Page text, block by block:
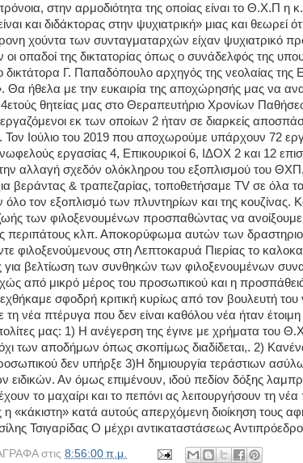
στην αρμοδιότητα της οποίας είναι το Θ.Χ.Π η
και διδάκτορας στην ψυχιατρική» μιας και θεωρεί
χούντα των συνταγματαρχών είχαν ψυχιατρικό
οι οπαδοί της δικτατορίας όπως ο συνάδελφός της
δικτάτορα Γ. Παπαδόπουλο αρχηγός της νεολαίας
Θα ήθελα με την ευκαιρία της αποχώρησής μας να
θητείας μας στο Θεραπευτήριο Χρονίων
εκ των οποίων 2 ήταν σε διαρκείς
Τον Ιούλιο του 2019 που αποχωρούμε υπάρχουν 72
εργασίας 4, Επικουρικοί 6, ΙΔΟΧ 2 και 12
αλλαγή σχεδόν ολόκληρου του εξοπλισμού του
βεράντας & τραπεζαρίας, τοποθετήσαμε TV σε όλα
τον εξοπλισμό των πλυντηρίων και της κουζίνας.
των φιλοξενουμένων προσπαθώντας να
περιπάτους κλπ. Αποκορύφωμα αυτών των
φιλοξενούμενους στη Λεπτοκαρυά Πιερίας το
για βελτίωση των συνθηκών των φιλοξενουμένων
από μικρό μέρος του προσωπικού και η
σφοδρή κριτική κυρίως από τον βουλευτή
τη νέα πτέρυγα που δεν είναι καθόλου νέα ήταν
μας: 1) Η ανέγερση της έγινε με χρήματα του
των αποδήμων όπως σκοπίμως διαδίδεται,. 2)
δεν υπήρξε 3)Η δημιουργία τεράστιων ασύλων
ειδικών. Αν όμως επιμένουν, ιδού πεδίον δόξης
το μαχαίρι και το πεπόνι ας λειτουργήσουν τη
«κάκιστη» κατά αυτούς απερχόμενη διοίκηση τους
Τσιγαρίδας Ο μέχρι αντικαταστάσεως
στις 8:56:00 π.μ.